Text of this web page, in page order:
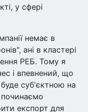
у сфері
немає в
ані в кластері
РЕБ. Тому я
і впевнений, що
буде суб'єктною на
експорт для